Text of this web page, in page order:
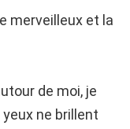
merveilleux et la
de moi, je
ne brillent